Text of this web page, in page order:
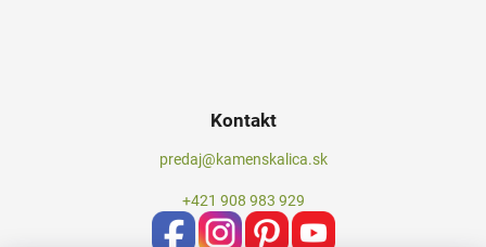
Kontakt
predaj@kamenskalica.sk
+421 908 983 929